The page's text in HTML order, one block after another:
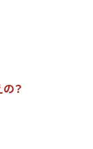
？